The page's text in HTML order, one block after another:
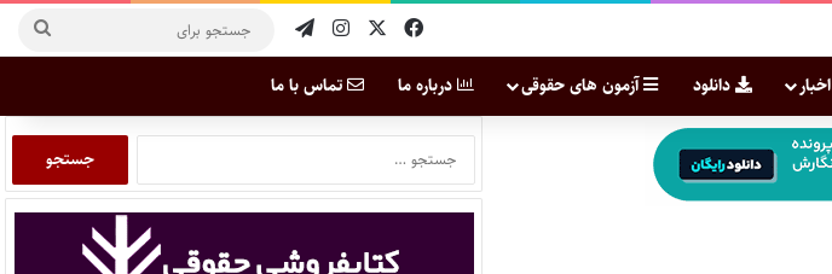
اخبار دانلود آزمون های حقوقی درباره ما تماس با ما